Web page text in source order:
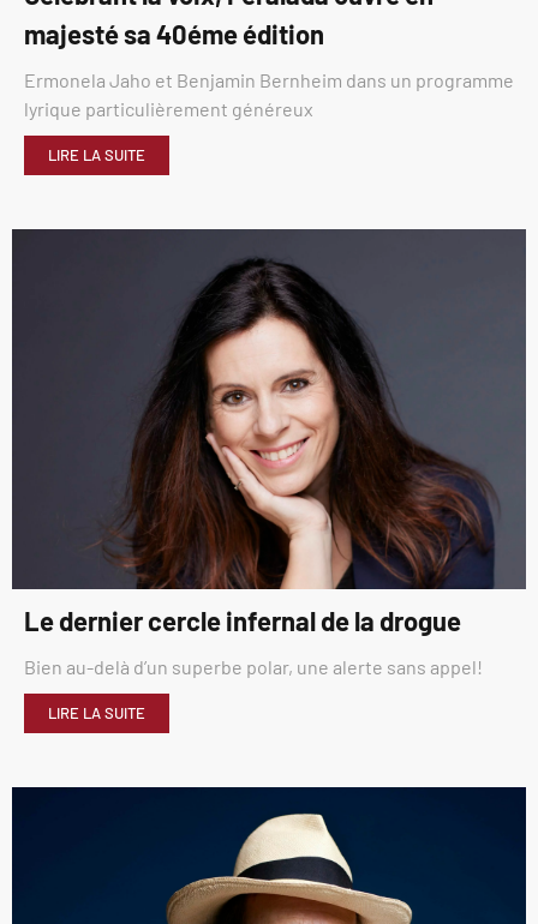
majesté sa 40éme édition
Ermonela Jaho et Benjamin Bernheim dans un programme
lyrique particulièrement généreux
LIRE LA SUITE
Le dernier cercle infernal de la drogue
Bien au-delà d’un superbe polar, une alerte sans appel!
LIRE LA SUITE